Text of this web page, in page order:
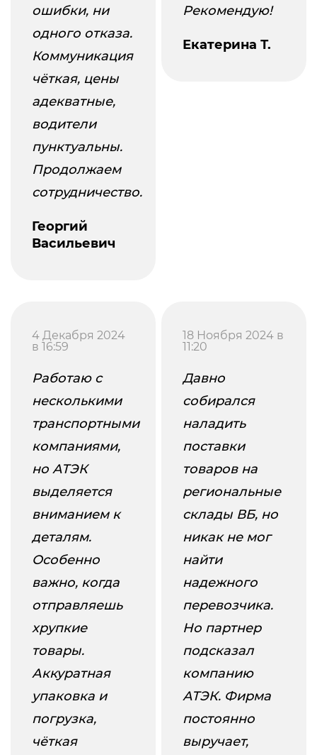
ошибки, ни
одного отказа.
Коммуникация
чёткая, цены
адекватные,
водители
пунктуальны.
Продолжаем
сотрудничество.
Георгий
Васильевич
Рекомендую!
Екатерина Т.
4 Декабря 2024
в 16:59
Работаю с
несколькими
транспортными
компаниями,
но АТЭК
выделяется
вниманием к
деталям.
Особенно
важно, когда
отправляешь
хрупкие
товары.
Аккуратная
упаковка и
погрузка,
чёткая
18 Ноября 2024 в
11:20
Давно
собирался
наладить
поставки
товаров на
региональные
склады ВБ, но
никак не мог
найти
надежного
перевозчика.
Но партнер
подсказал
компанию
АТЭК. Фирма
постоянно
выручает,